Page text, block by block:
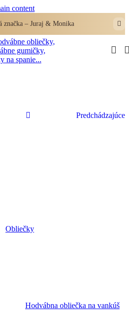
content
značka – Juraj & Monika
Predchádzajúce
Obliečky
Hodvábna obliečka na vankúš